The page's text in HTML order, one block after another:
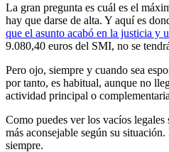
La gran pregunta es cuál es el
hay que darse de alta. Y aquí es
que el asunto acabó en la justicia y
9.080,40 euros del SMI, no se
Pero ojo, siempre y cuando sea
por tanto, es habitual, aunque no
actividad principal o
Como puedes ver los vacíos
más aconsejable según su
siempre.